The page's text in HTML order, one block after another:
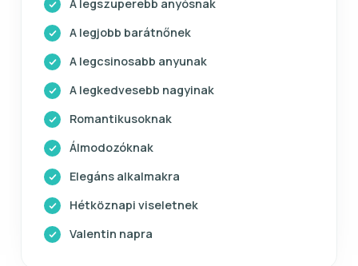
A legszuperebb anyósnak
A legjobb barátnőnek
A legcsinosabb anyunak
A legkedvesebb nagyinak
Romantikusoknak
Álmodozóknak
Elegáns alkalmakra
Hétköznapi viseletnek
Valentin napra